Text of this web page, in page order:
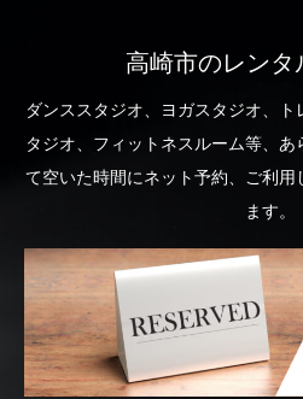
高崎市のレンタ
ダンススタジオ、ヨガスタジオ、
タジオ、フィットネスルーム等、
て空いた時間にネット予約、ご利用
ます。